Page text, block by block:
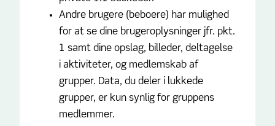
Andre brugere (beboere) har mulighed
for at se dine brugeroplysninger jfr. pkt.
1 samt dine opslag, billeder, deltagelse
i aktiviteter, og medlemskab af
grupper. Data, du deler i lukkede
grupper, er kun synlig for gruppens
medlemmer.